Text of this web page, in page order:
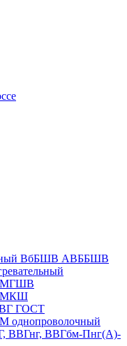
ВбБШВ АВББШВ
МГШВ
МКШ
ГОСТ
однопроволочный
ВВГнг, ВВГбм-Пнг(А)-